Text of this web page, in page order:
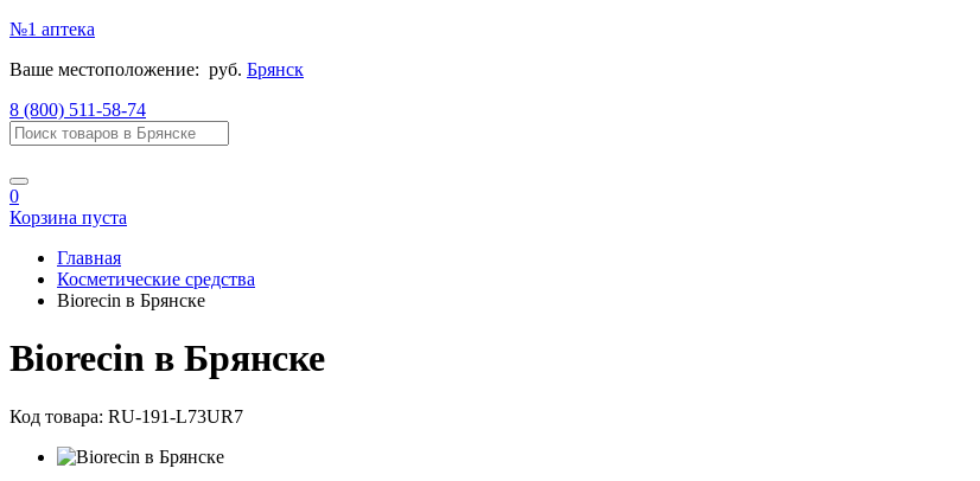
№1 аптека
Ваше местоположение: руб. Брянск
8 (800) 511-58-74
0
Корзина пуста
Главная
Косметические средства
Biorecin в Брянске
Biorecin в Брянске
Код товара: RU-191-L73UR7